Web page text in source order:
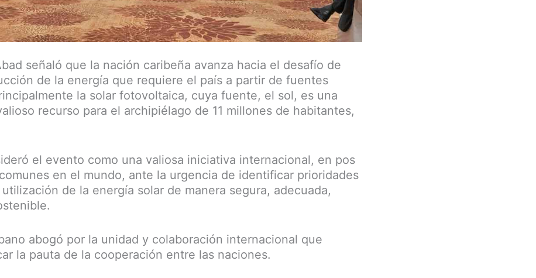
señaló que la nación caribeña avanza hacia el desafío de
de la energía que requiere el país a partir de fuentes
la solar fotovoltaica, cuya fuente, el sol, es una
recurso para el archipiélago de 11 millones de habitantes,
el evento como una valiosa iniciativa internacional, en pos
en el mundo, ante la urgencia de identificar prioridades
de la energía solar de manera segura, adecuada,
abogó por la unidad y colaboración internacional que
la pauta de la cooperación entre las naciones.